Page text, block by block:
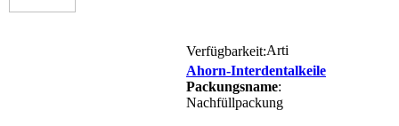
Verfügbarkeit:
Ahorn-Interdentalkeile
Packungsname:
Nachfüllpackung